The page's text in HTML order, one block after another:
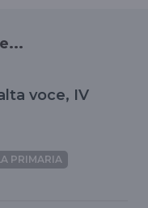
voce, IV
PRIMARIA